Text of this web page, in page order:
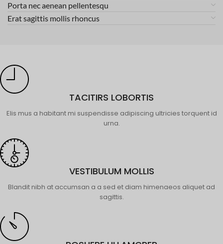
Porta nec aenean pellentesqu
Erat sagittis mollis rhoncus
TACITIRS LOBORTIS
Elis mus a habitant mi suspendisse adipiscing ultricies torquent id
urna.
VESTIBULUM MOLLIS
Blandit nibh at accumsan a a sed et diam himenaeos aliquet ad
sagittis.